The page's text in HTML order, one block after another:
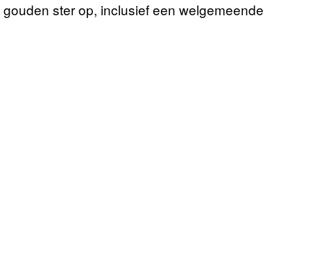
ster op, inclusief een welgemeende